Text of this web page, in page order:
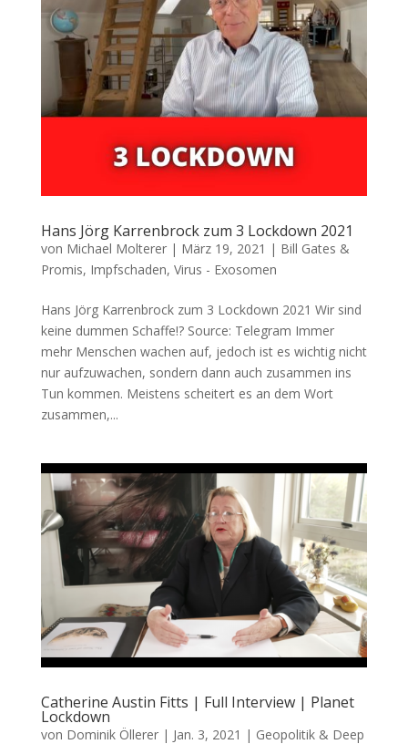
Hans Jörg Karrenbrock zum 3 Lockdown 2021
von Michael Molterer| März 19, 2021 | Bill Gates &
Promis, Impfschaden, Virus - Exosomen
Hans Jörg Karrenbrock zum 3 Lockdown 2021 Wir sind
kei­ne dum­men Schaffe!? Source: Tele­gram Immer
mehr Men­schen wachen auf, jedoch ist es wich­tig nicht
nur auf­zu­wa­chen, son­dern dann auch zusam­men ins
Tun kom­men. Meis­tens schei­tert es an dem Wort
zusam­men,...
Catherine Austin Fitts | Full Interview | Planet
Lockdown
von Dominik Öllerer| Jan. 3, 2021 | Geopolitik & Deep